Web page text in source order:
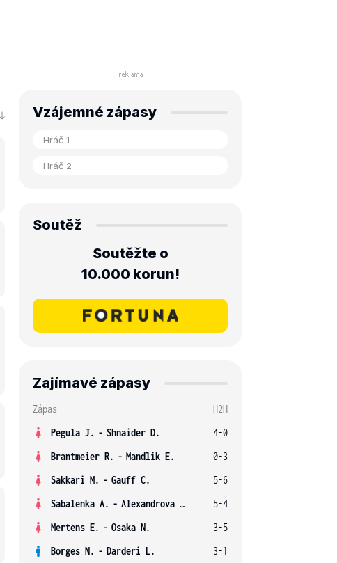
Vzájemné zápasy
Soutěž
Soutěžte o
10.000 korun!
Zajímavé zápasy
Zápas
H2H
Pegula J. - Shnaider D.
4-0
Brantmeier R. - Mandlik E.
0-3
Sakkari M. - Gauff C.
5-6
Sabalenka A. - Alexandrova E.
5-4
Mertens E. - Osaka N.
3-5
Borges N. - Darderi L. 3-1